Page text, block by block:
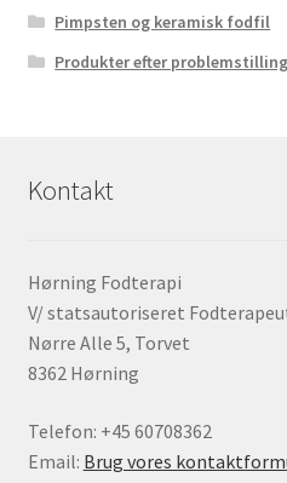
Pimpsten og keramisk fodfil
Produkter efter problemstilling
Kontakt
Hørning Fodterapi
V/ statsautoriseret
Nørre Alle 5, Torvet
8362 Hørning
Telefon: +45 60708362
Email: Brug vores